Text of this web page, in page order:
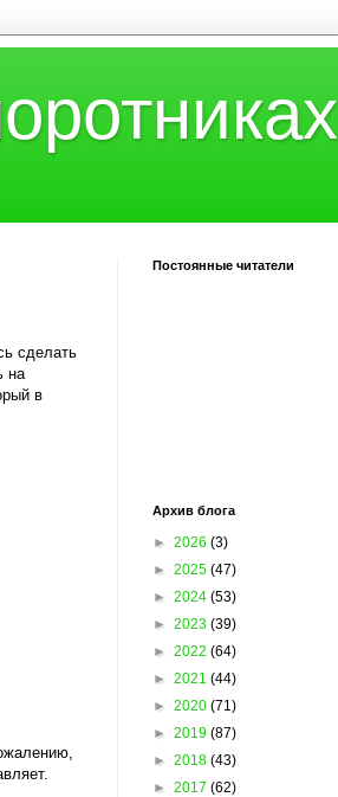
сделать
на
в
Постоянные читатели
Архив блога
► 2026 (3)
► 2025 (47)
► 2024 (53)
► 2023 (39)
► 2022 (64)
► 2021 (44)
► 2020 (71)
► 2019 (87)
► 2018 (43)
► 2017 (62)